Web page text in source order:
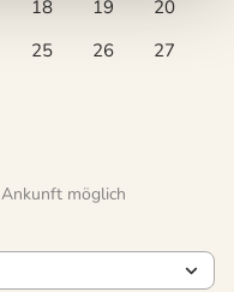
18 19
20
25 26
27
Ankunft möglich